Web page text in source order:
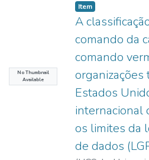
nos limites
titulariza direito
em paridade
pois a função
consiste em
prevenir o erro
liberdade
No Thumbnail
Available
Item type:
Item,
A
comando da
comando
Estados
internacional
os limites da
de dados